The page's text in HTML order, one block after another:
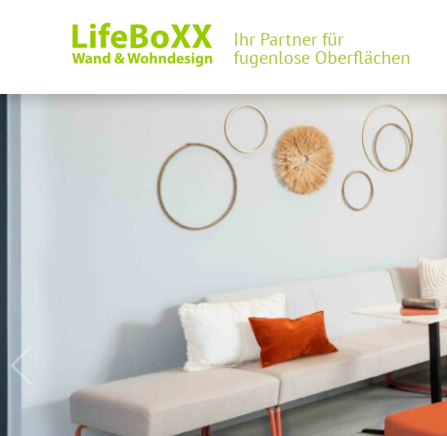
Ihr Partner für
fugenlose Oberflächen